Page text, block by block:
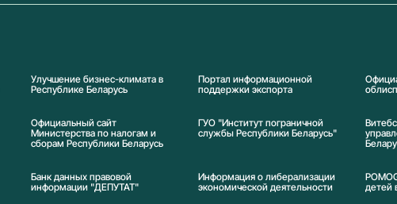
Улучшение бизнес-климата в
Республике Беларусь
Портал информационной
поддержки экспорта
Официальный сайт
Министерства по налогам и
сборам Республики Беларусь
ГУО "Институт пограничной
службы Республики Беларусь"
Банк данных правовой
информации "ДЕПУТАТ"
Информация о либерализации
экономической деятельности
детей